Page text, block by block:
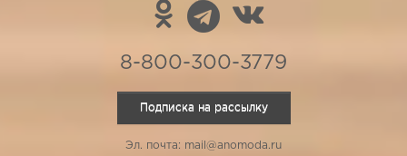
8-800-300-3779
Подписка на рассылку
Эл. почта: mail@anomoda.ru